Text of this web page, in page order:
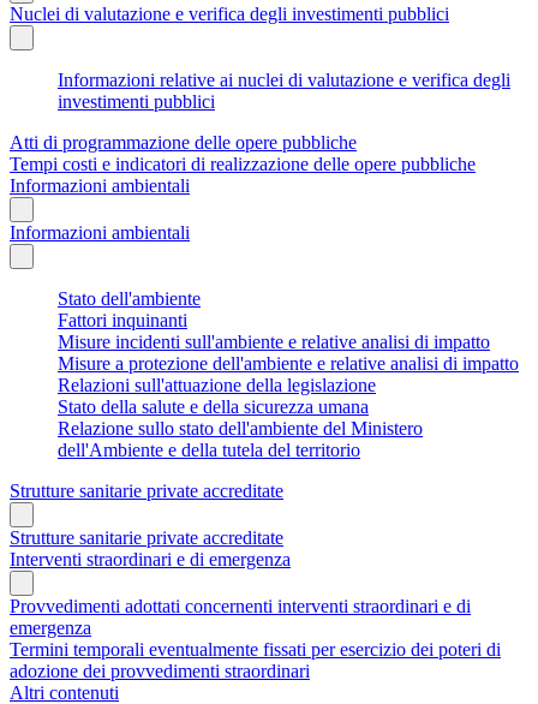
Nuclei di valutazione e verifica degli investimenti pubblici
Informazioni relative ai nuclei di valutazione e verifica degli
investimenti pubblici
Atti di programmazione delle opere pubbliche
Tempi costi e indicatori di realizzazione delle opere pubbliche
Informazioni ambientali
Informazioni ambientali
Stato dell'ambiente
Fattori inquinanti
Misure incidenti sull'ambiente e relative analisi di impatto
Misure a protezione dell'ambiente e relative analisi di impatto
Relazioni sull'attuazione della legislazione
Stato della salute e della sicurezza umana
Relazione sullo stato dell'ambiente del Ministero
dell'Ambiente e della tutela del territorio
Strutture sanitarie private accreditate
Strutture sanitarie private accreditate
Interventi straordinari e di emergenza
Provvedimenti adottati concernenti interventi straordinari e di
emergenza
Termini temporali eventualmente fissati per esercizio dei poteri di
adozione dei provvedimenti straordinari
Altri contenuti